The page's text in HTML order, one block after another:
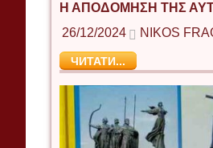
Η ΑΠΟΔΌΜΗΣΗ ΤΗΣ
26/12/2024
NIKOS
ЧИТАТИ...